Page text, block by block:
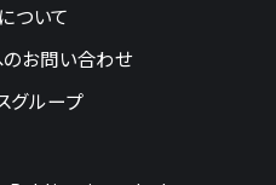
ついて
お問い合わせ
グループ